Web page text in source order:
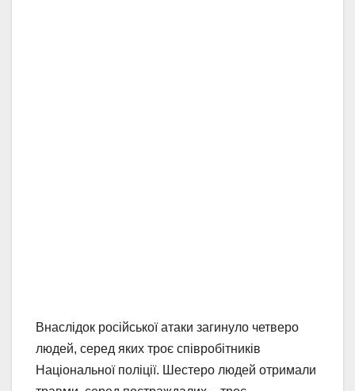
Внаслідок російської атаки загинуло четверо
людей, серед яких троє співробітників
Національної поліції. Шестеро людей отримали